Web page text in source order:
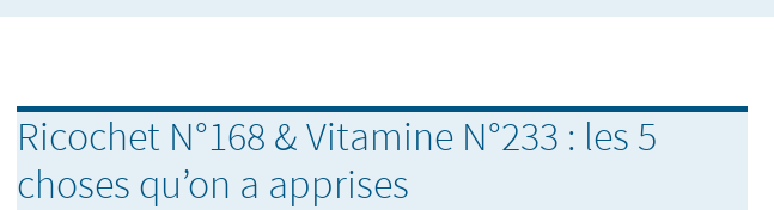
Ricochet N°168 & Vitamine N°233 : les 5
choses qu’on a apprises